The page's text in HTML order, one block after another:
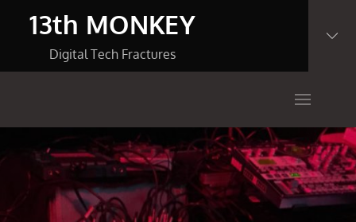
13th MONKEY
Digital Tech Fractures